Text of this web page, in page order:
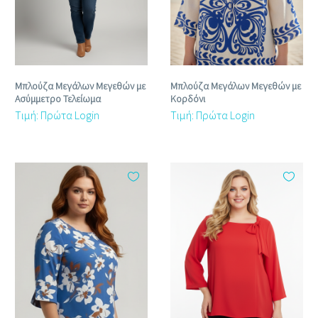
Μπλούζα Μεγάλων Μεγεθών με
Ασύμμετρο Τελείωμα
Τιμή: Πρώτα Login
Μπλούζα Μεγάλων Μεγεθών με
Κορδόνι
Τιμή: Πρώτα Login